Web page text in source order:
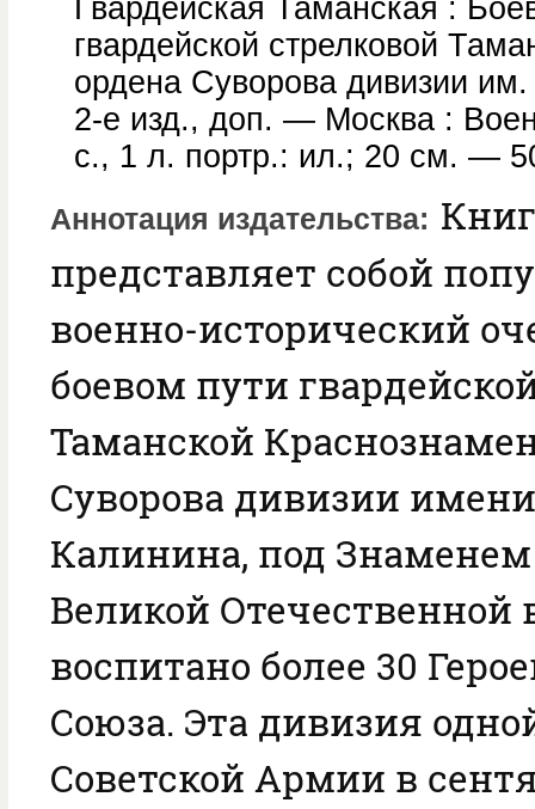
Гвардейская Таманская :
гвардейской стрелковой
ордена Суворова дивизии
2-е изд., доп. — Москва :
с., 1 л. портр.: ил.; 20 см. —
Аннотация издательства
представляет собой
военно-исторический
боевом пути
Таманской
Суворова дивизии
Калинина, под Знаменем
Великой
воспитано более 30
Союза. Эта дивизия
Советской Армии в